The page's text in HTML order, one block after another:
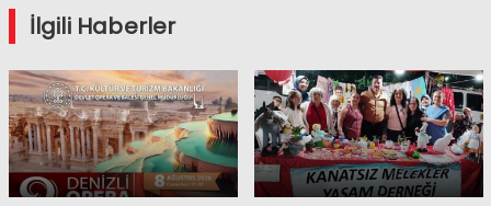
Geliyor
İlgili Haberler